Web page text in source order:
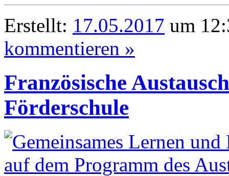
Erstellt: 17.05.2017 um
kommentieren »
Französische
Förderschule